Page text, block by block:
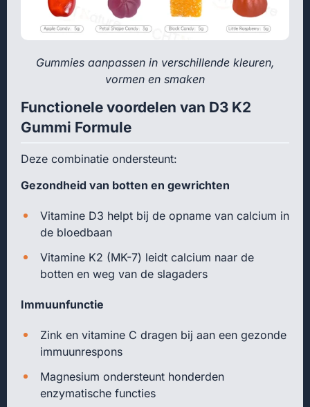
Gummies aanpassen in verschillende kleuren,
vormen en smaken
Functionele voordelen van D3 K2
Gummi Formule
Deze combinatie ondersteunt:
Gezondheid van botten en gewrichten
Vitamine D3 helpt bij de opname van calcium in
de bloedbaan
Vitamine K2 (MK-7) leidt calcium naar de
botten en weg van de slagaders
Immuunfunctie
Zink en vitamine C dragen bij aan een gezonde
immuunrespons
Magnesium ondersteunt honderden
enzymatische functies